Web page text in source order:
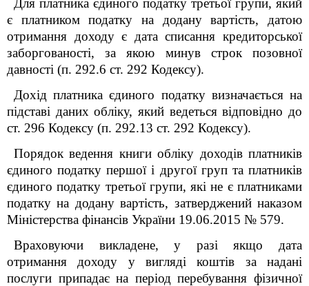
Для платника єдиного податку третьої групи, який
є платником податку на додану вартість, датою
отримання доходу є дата списання кредиторської
заборгованості, за якою минув строк позовної
давності (п. 292.6 ст. 292 Кодексу).
Дохід платника єдиного податку визначається на
підставі даних обліку, який ведеться відповідно до
ст. 296 Кодексу (п. 292.13 ст. 292 Кодексу).
Порядок ведення книги обліку доходів платників
єдиного податку першої і другої груп та платників
єдиного податку третьої групи, які не є платниками
податку на додану вартість, затверджений наказом
Міністерства фінансів України 19.06.2015 № 579.
Враховуючи викладене, у разі якщо дата
отримання доходу у вигляді коштів за надані
послуги припадає на період перебування фізичної